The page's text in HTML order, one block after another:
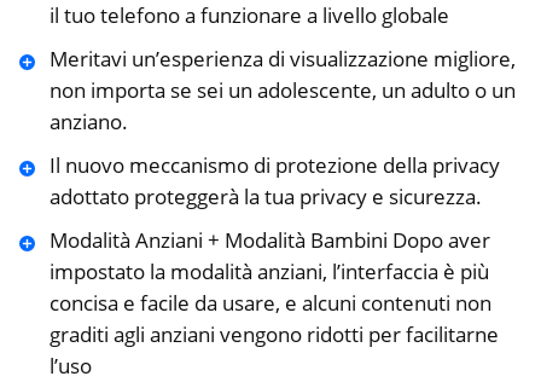
il tuo telefono a funzionare a livello globale
Meritavi un’esperienza di visualizzazione migliore,
non importa se sei un adolescente, un adulto o un
anziano.
Il nuovo meccanismo di protezione della privacy
adottato proteggerà la tua privacy e sicurezza.
Modalità Anziani + Modalità Bambini Dopo aver
impostato la modalità anziani, l’interfaccia è più
concisa e facile da usare, e alcuni contenuti non
graditi agli anziani vengono ridotti per facilitarne
l’uso